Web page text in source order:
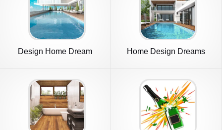
Design Home Dream
Home Design Dreams